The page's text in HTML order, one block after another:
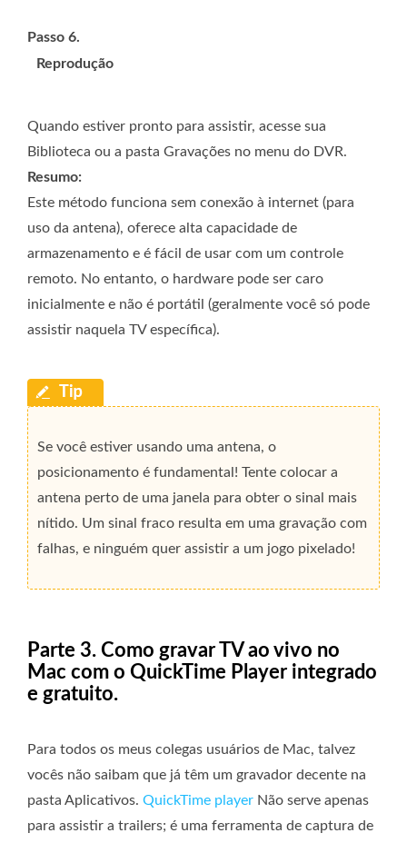
Passo 6.
Reprodução
Quando estiver pronto para assistir, acesse sua
Biblioteca ou a pasta Gravações no menu do DVR.
Resumo:
Este método funciona sem conexão à internet (para
uso da antena), oferece alta capacidade de
armazenamento e é fácil de usar com um controle
remoto. No entanto, o hardware pode ser caro
inicialmente e não é portátil (geralmente você só pode
assistir naquela TV específica).
Se você estiver usando uma antena, o
posicionamento é fundamental! Tente colocar a
antena perto de uma janela para obter o sinal mais
nítido. Um sinal fraco resulta em uma gravação com
falhas, e ninguém quer assistir a um jogo pixelado!
Parte 3. Como gravar TV ao vivo no
Mac com o QuickTime Player integrado
e gratuito.
Para todos os meus colegas usuários de Mac, talvez
vocês não saibam que já têm um gravador decente na
pasta Aplicativos. QuickTime player Não serve apenas
para assistir a trailers; é uma ferramenta de captura de